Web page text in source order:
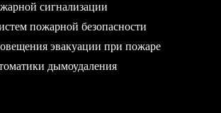
сигнализации
пожарной безопасности
эвакуации при пожаре
дымоудаления